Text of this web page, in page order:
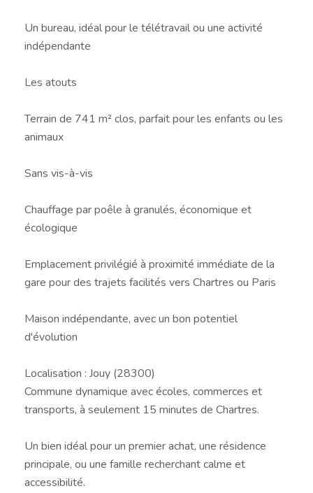
Un bureau, idéal pour le télétravail ou une activité
indépendante
Les atouts
Terrain de 741 m² clos, parfait pour les enfants ou les
animaux
Sans vis-à-vis
Chauffage par poêle à granulés, économique et
écologique
Emplacement privilégié à proximité immédiate de la
gare pour des trajets facilités vers Chartres ou Paris
Maison indépendante, avec un bon potentiel
d'évolution
Localisation : Jouy (28300)
Commune dynamique avec écoles, commerces et
transports, à seulement 15 minutes de Chartres.
Un bien idéal pour un premier achat, une résidence
principale, ou une famille recherchant calme et
accessibilité.